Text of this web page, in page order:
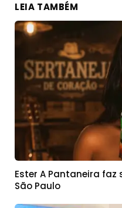
LEIA TAMBÉM
Ester A Pantaneira faz
São Paulo